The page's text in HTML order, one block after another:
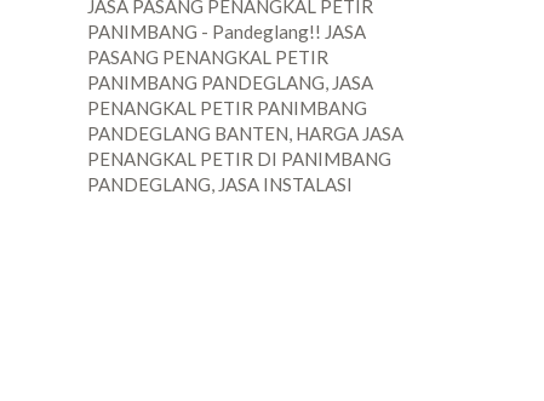
JASA PASANG PENANGKAL PETIR
PANIMBANG - Pandeglang!! JASA
PASANG PENANGKAL PETIR
PANIMBANG PANDEGLANG, JASA
PENANGKAL PETIR PANIMBANG
PANDEGLANG BANTEN, HARGA JASA
PENANGKAL PETIR DI PANIMBANG
PANDEGLANG, JASA INSTALASI